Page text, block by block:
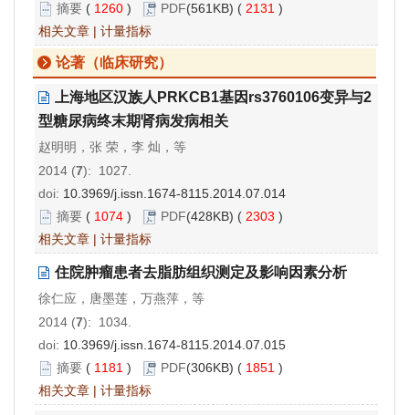
摘要 ( 1260 ) PDF(561KB) ( 2131 )
相关文章 | 计量指标
论著（临床研究）
上海地区汉族人PRKCB1基因rs3760106变异与2
型糖尿病终末期肾病发病相关
赵明明，张 荣，李 灿，等
2014 (7): 1027.
doi: 10.3969/j.issn.1674-8115.2014.07.014
摘要 ( 1074 ) PDF(428KB) ( 2303 )
相关文章 | 计量指标
住院肿瘤患者去脂肪组织测定及影响因素分析
徐仁应，唐墨莲，万燕萍，等
2014 (7): 1034.
doi: 10.3969/j.issn.1674-8115.2014.07.015
摘要 ( 1181 ) PDF(306KB) ( 1851 )
相关文章 | 计量指标